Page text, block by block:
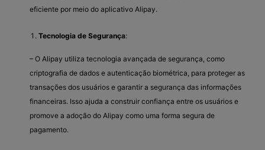
eficiente por meio do aplicativo Alipay.
Tecnologia de Segurança:
– O Alipay utiliza tecnologia avançada de segurança, como
criptografia de dados e autenticação biométrica, para proteger as
transações dos usuários e garantir a segurança das informações
financeiras. Isso ajuda a construir confiança entre os usuários e
promove a adoção do Alipay como uma forma segura de
pagamento.